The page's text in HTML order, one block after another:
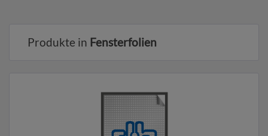
Produkte in Fensterfolien